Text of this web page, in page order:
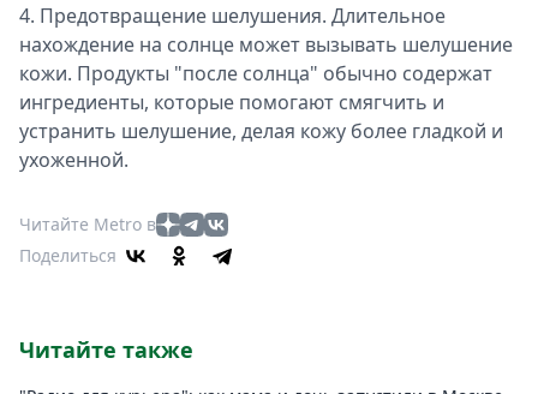
4. Предотвращение шелушения. Длительное
нахождение на солнце может вызывать шелушение
кожи. Продукты "после солнца" обычно содержат
ингредиенты, которые помогают смягчить и
устранить шелушение, делая кожу более гладкой и
ухоженной.
Читайте Metro в
Поделиться
Читайте также